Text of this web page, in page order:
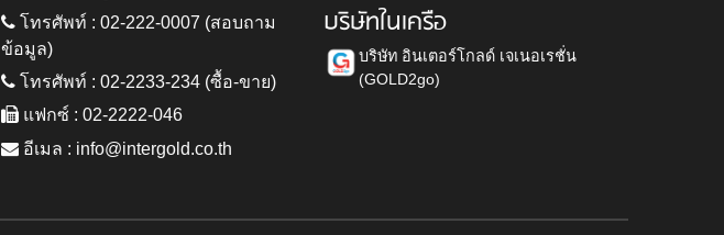
โทรศัพท์ : 02-222-0007 (สอบถาม
ข้อมูล)
โทรศัพท์ : 02-2233-234 (ซื้อ-ขาย)
แฟกซ์ : 02-2222-046
อีเมล : info@intergold.co.th
บริษัทในเครือ
บริษัท อินเตอร์โกลด์ เจเนอเรชั่น
(GOLD2go)